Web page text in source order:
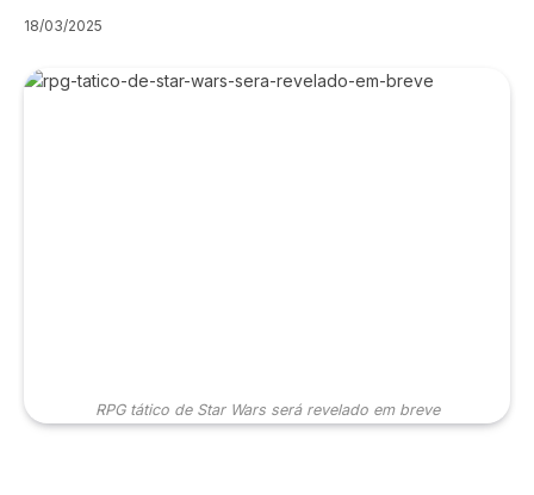
18/03/2025
RPG tático de Star Wars será revelado em breve